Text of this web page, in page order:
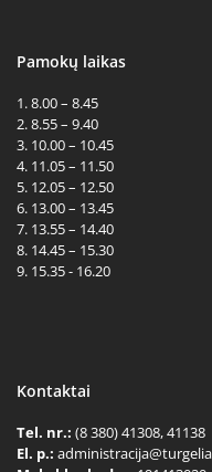
Pamokų laikas
1. 8.00 – 8.45
2. 8.55 – 9.40
3. 10.00 – 10.45
4. 11.05 – 11.50
5. 12.05 – 12.50
6. 13.00 – 13.45
7. 13.55 – 14.40
8. 14.45 – 15.30
9. 15.35 - 16.20
Kontaktai
Tel. nr.: (8 380) 41308, 41138
El. p.: